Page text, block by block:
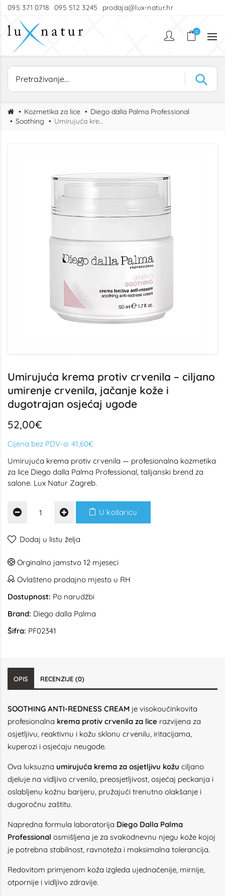
095 371 0718 095 512 3245 prodaja@lux-natur.hr
0
Kozmetika za lice
Diego dalla Palma Professional
Soothing
Umirujuća krema protiv crvenila
Umirujuća krema protiv crvenila – ciljano
umirenje crvenila, jačanje kože i
dugotrajan osjećaj ugode
52,00€
Cijena bez PDV-a: 41,60€
Umirujuća krema protiv crvenila — profesionalna kozmetika
za lice Diego dalla Palma Professional, talijanski brend za
salone. Lux Natur Zagreb.
U košaricu
Dodaj u listu želja
Orginalno jamstvo 12 mjeseci
Ovlašteno prodajno mjesto u RH
Dostupnost: Po narudžbi
Brand: Diego dalla Palma
Šifra: PF02341
OPIS RECENZIJE (0)
SOOTHING ANTI-REDNESS CREAM je visokoučinkovita
profesionalna krema protiv crvenila za lice razvijena za
osjetljivu, reaktivnu i kožu sklonu crvenilu, iritacijama,
kuperozi i osjećaju neugode.
Ova luksuzna umirujuća krema za osjetljivu kožu ciljano
djeluje na vidljivo crvenilo, preosjetljivost, osjećaj peckanja i
oslabljenu kožnu barijeru, pružajući trenutno olakšanje i
dugoročnu zaštitu.
Napredna formula laboratorija Diego Dalla Palma
Professional osmišljena je za svakodnevnu njegu kože kojoj
je potrebna stabilnost, ravnoteža i maksimalna tolerancija.
Redovitom primjenom koža izgleda ujednačenije, mirnije,
otpornije i vidljivo zdravije.